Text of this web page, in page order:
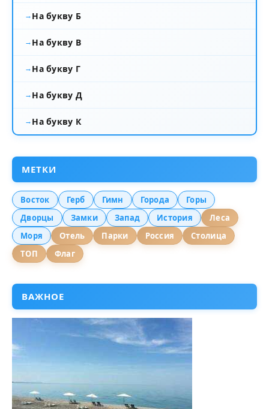
На букву Б
На букву В
На букву Г
На букву Д
На букву К
МЕТКИ
Восток Герб Гимн Города
Горы
Дворцы
Замки Запад История
Леса
Моря
Отель Парки Россия
Столица
ТОП
Флаг
ВАЖНОЕ